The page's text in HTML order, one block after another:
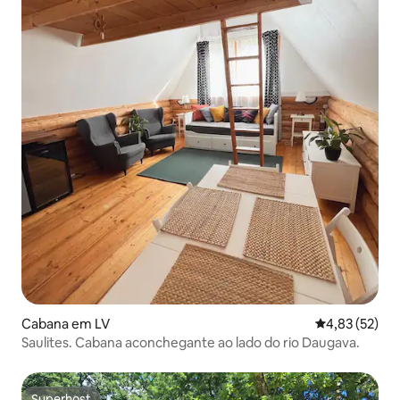
Cabana em LV Classificação
4,83 (52)
Saulites. Cabana aconchegante ao lado do rio Daugava.